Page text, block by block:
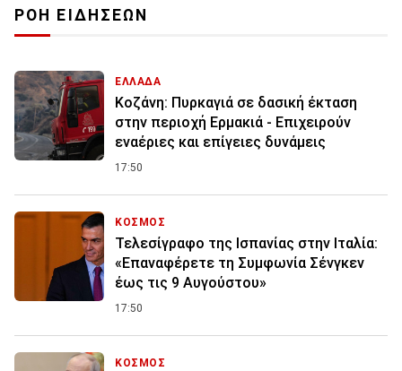
ΡΟΗ ΕΙΔΗΣΕΩΝ
ΕΛΛΑΔΑ
Κοζάνη: Πυρκαγιά σε δασική έκταση
στην περιοχή Ερμακιά - Επιχειρούν
εναέριες και επίγειες δυνάμεις
17:50
ΚΟΣΜΟΣ
Τελεσίγραφο της Ισπανίας στην Ιταλία:
«Επαναφέρετε τη Συμφωνία Σένγκεν
έως τις 9 Αυγούστου»
17:50
ΚΟΣΜΟΣ